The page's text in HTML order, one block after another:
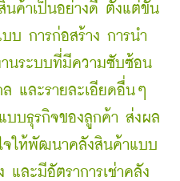
นค้าเป็นอย่างดี ตั้งแต่ขั้น
บ การก่อสร้าง การนำ
นระบบที่มีความซับซ้อน
ล และรายละเอียดอื่นๆ
บบธุรกิจของลูกค้า ส่งผล
จให้พัฒนาคลังสินค้าแบบ
และมีอัตราการเช่าคลัง